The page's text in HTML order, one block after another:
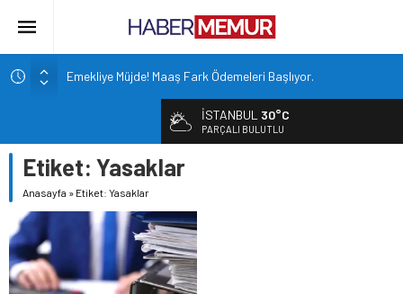
Emekliye Müjde! Maaş Fark Ödemeleri Başlıyor.
Bakan Çiftçi duyurdu: 81 ile 30bin TYP kontenjanı
Altın Fiyatları 7 Haftanın Zirvesinde!
TOKİ 51 ilde 540 konut ve iş yerini açık arttırma usulü satışa
çıkarıyor.
İçişleri Bakanlığı, Görevde Yükselme ve Unvan Değişikliği
Yazılı Sınavları’nın tarihlerini duyurdu.
İSTANBUL 30°C
PARÇALI BULUTLU
Etiket: Yasaklar
Anasayfa » Etiket: Yasaklar